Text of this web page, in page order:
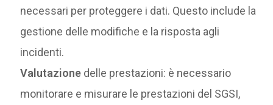
necessari per proteggere i dati. Questo include la
gestione delle modifiche e la risposta agli
incidenti.
Valutazione delle prestazioni: è necessario
monitorare e misurare le prestazioni del SGSI,